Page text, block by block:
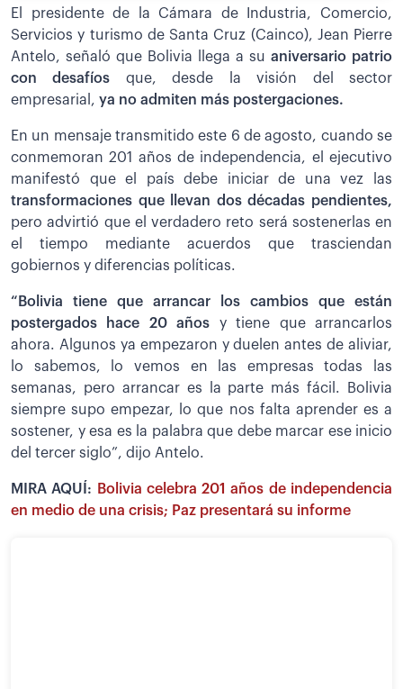
El presidente de la Cámara de Industria, Comercio,
Servicios y turismo de Santa Cruz (Cainco), Jean Pierre
Antelo, señaló que Bolivia llega a su aniversario patrio
con desafíos que, desde la visión del sector
empresarial, ya no admiten más postergaciones.
En un mensaje transmitido este 6 de agosto, cuando se
conmemoran 201 años de independencia, el ejecutivo
manifestó que el país debe iniciar de una vez las
transformaciones que llevan dos décadas pendientes,
pero advirtió que el verdadero reto será sostenerlas en
el tiempo mediante acuerdos que trasciendan
gobiernos y diferencias políticas.
“Bolivia tiene que arrancar los cambios que están
postergados hace 20 años y tiene que arrancarlos
ahora. Algunos ya empezaron y duelen antes de aliviar,
lo sabemos, lo vemos en las empresas todas las
semanas, pero arrancar es la parte más fácil. Bolivia
siempre supo empezar, lo que nos falta aprender es a
sostener, y esa es la palabra que debe marcar ese inicio
del tercer siglo”, dijo Antelo.
MIRA AQUÍ:
Bolivia celebra 201 años de independencia
en medio de una crisis; Paz presentará su informe